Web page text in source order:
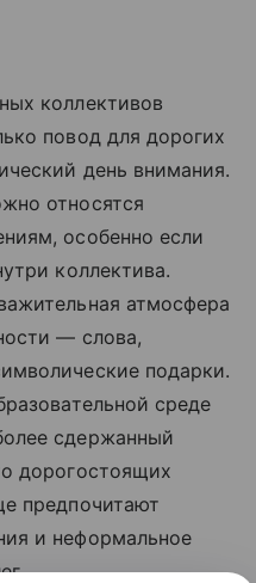
коллективов
повод для дорогих
день внимания.
относятся
особенно если
коллектива.
атмосфера
— слова,
подарки.
среде
сдержанный
дорогостоящих
предпочитают
и неформальное